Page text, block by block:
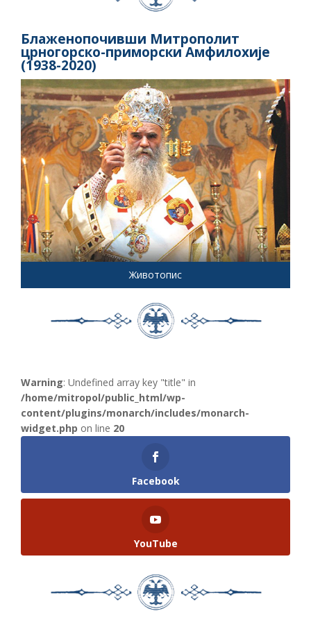
Блаженопочивши Митрополит
црногорско-приморски Амфилохије
(1938-2020)
Животопис
Warning: Undefined array key "title" in
/home/mitropol/public_html/wp-
content/plugins/monarch/includes/monarch-
widget.php on line 20
Facebook
YouTube